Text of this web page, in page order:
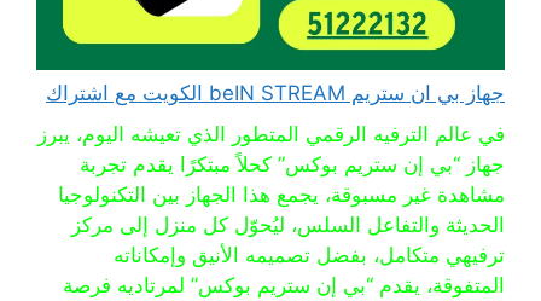
جهاز بي ان ستريم beIN STREAM الكويت مع اشتراك
في عالم الترفيه الرقمي المتطور الذي تعيشه اليوم، يبرز
جهاز “بي إن ستريم بوكس” كحلاً مبتكرًا يقدم تجربة
مشاهدة غير مسبوقة، يجمع هذا الجهاز بين التكنولوجيا
الحديثة والتفاعل السلس، ليُحوّل كل منزل إلى مركز
ترفيهي متكامل، بفضل تصميمه الأنيق وإمكاناته
المتفوقة، يقدم “بي إن ستريم بوكس” لمرتاديه فرصة